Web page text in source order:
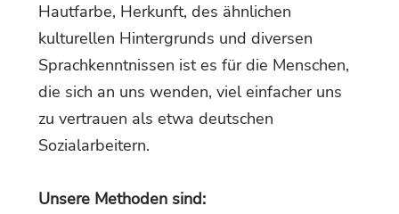
Hautfarbe, Herkunft, des ähnlichen
kulturellen Hintergrunds und diversen
Sprachkenntnissen ist es für die Menschen,
die sich an uns wenden, viel einfacher uns
zu vertrauen als etwa deutschen
Sozialarbeitern.
Unsere Methoden sind: